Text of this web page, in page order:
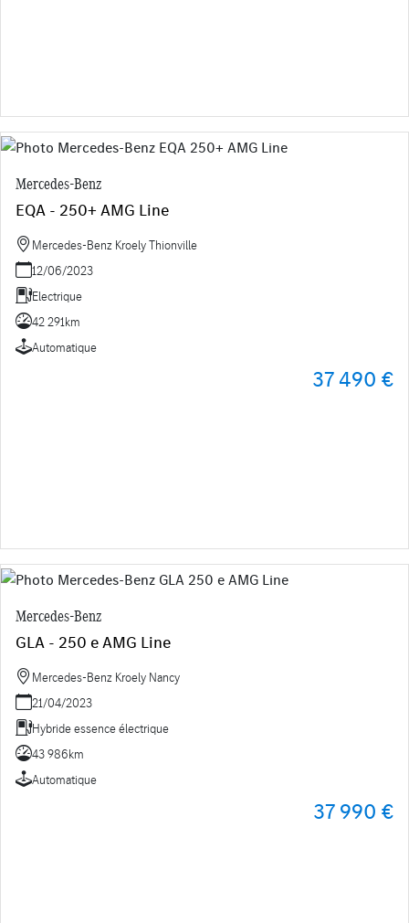
Mercedes-Benz
EQA - 250+ AMG Line
Mercedes-Benz Kroely Thionville
12/06/2023
Electrique
42 291km
Automatique
37 490 €
Mercedes-Benz
GLA - 250 e AMG Line
Mercedes-Benz Kroely Nancy
21/04/2023
Hybride essence électrique
43 986km
Automatique
37 990 €